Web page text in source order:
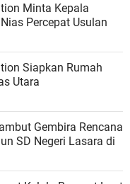
Minta Kepala
Percepat Usulan
Siapkan Rumah
Utara
Gembira Rencana
SD Negeri Lasara di